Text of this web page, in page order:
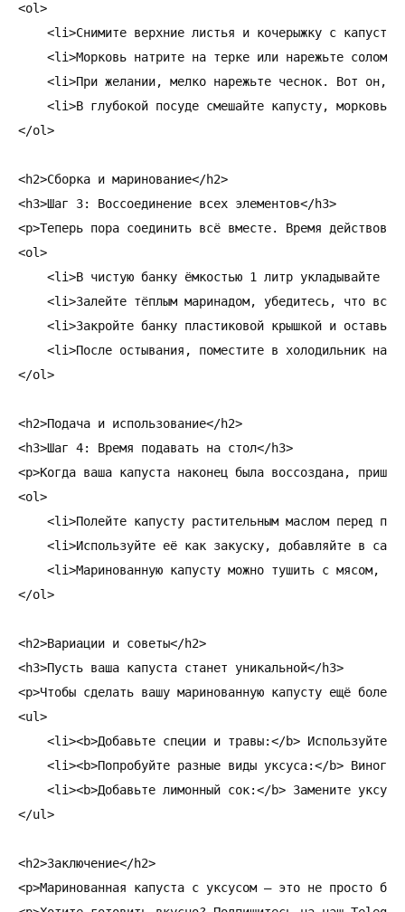
<ol>
<li>Снимите верхние листья и кочерыжку с
<li>Морковь натрите на терке или нарежьте
<li>При желании, мелко нарежьте чеснок. Вот он,
<li>В глубокой посуде смешайте капусту, морковь
</ol>
<h2>Сборка и маринование</h2>
<h3>Шаг 3: Воссоединение всех элементов</h3>
<p>Теперь пора соединить всё вместе. Время
<ol>
<li>В чистую банку ёмкостью 1 литр укладывайте
<li>Залейте тёплым маринадом, убедитесь, что
<li>Закройте банку пластиковой крышкой и
<li>После остывания, поместите в холодильник на
</ol>
<h2>Подача и использование</h2>
<h3>Шаг 4: Время подавать на стол</h3>
<p>Когда ваша капуста наконец была воссоздана,
<ol>
<li>Полейте капусту растительным маслом перед
<li>Используйте её как закуску, добавляйте в
<li>Маринованную капусту можно тушить с мясом,
</ol>
<h2>Вариации и советы</h2>
<h3>Пусть ваша капуста станет уникальной</h3>
<p>Чтобы сделать вашу маринованную капусту ещё
<ul>
<li><b>Добавьте специи и травы:</b> Используйте
<li><b>Попробуйте разные виды уксуса:</b>
<li><b>Добавьте лимонный сок:</b> Замените
</ul>
<h2>Заключение</h2>
<p>Маринованная капуста с уксусом — это не просто